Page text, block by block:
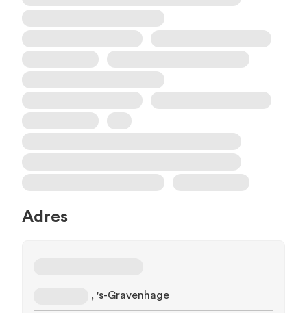
Adres
, 's-Gravenhage